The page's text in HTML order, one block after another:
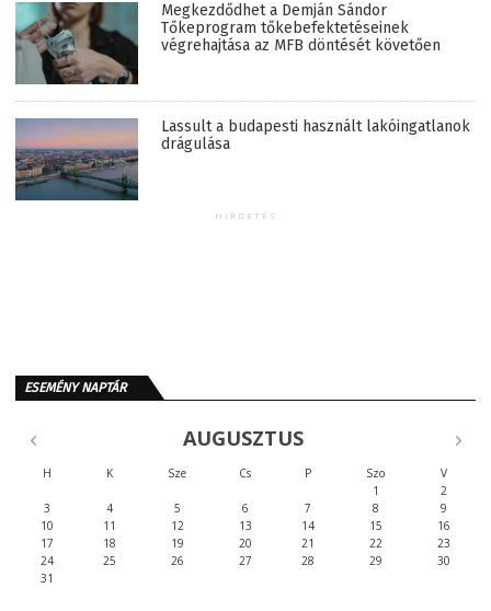
Megkezdődhet a Demján Sándor
Tőkeprogram tőkebefektetéseinek
végrehajtása az MFB döntését követően
Lassult a budapesti használt lakóingatlanok
drágulása
HIRDETÉS
ESEMÉNY NAPTÁR
AUGUSZTUS
H K Sze Cs P Szo
V
1
2
3
4 5 6 7 8
9
10
11 12 13 14 15
16
17
18 19 20 21 22
23
24
25 26 27 28 29
30
31